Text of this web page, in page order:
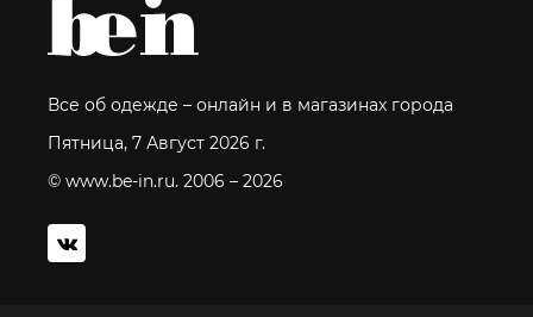
Все об одежде – онлайн и в магазинах города
Пятница, 7 Август 2026 г.
© www.be-in.ru. 2006 – 2026